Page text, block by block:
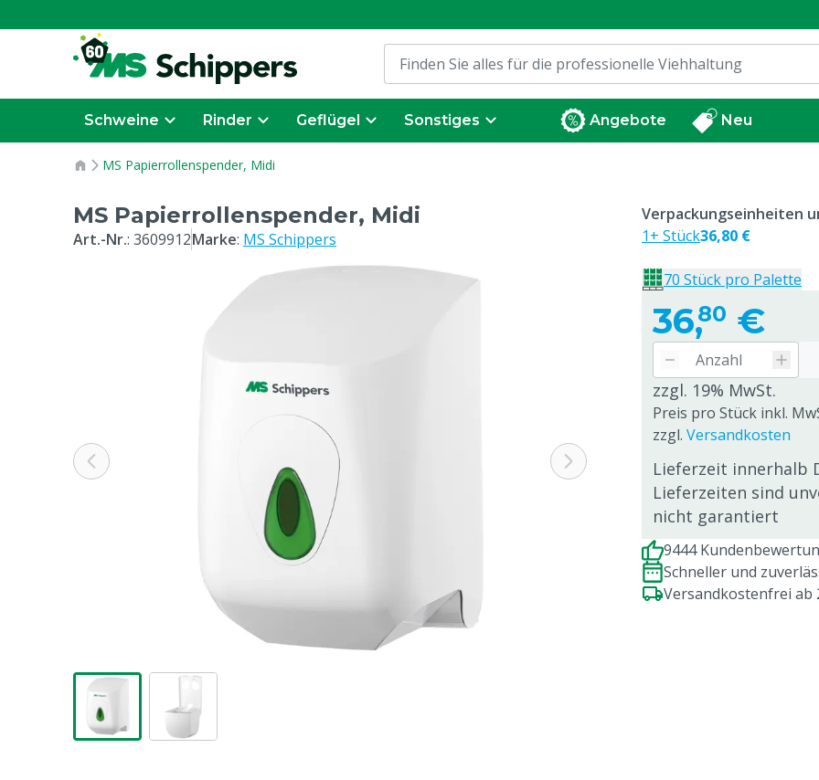
Schweine Rinder Geflügel Sonstiges Angebote Neu
MS Papierrollenspender, Midi
MS Papierrollenspender, Midi
Art.-Nr.: 3609912Marke: MS Schippers
36,80 €
zzgl. 19% MwSt.
Preis pro Stück inkl.
zzgl. Versandkosten
Lieferzeit innerhalb
Lieferzeiten sind
nicht garantiert
Verpackungseinheiten
1+ Stück36,80 €
70 Stück pro Palette
9444
Schneller und
Versandkostenfrei ab